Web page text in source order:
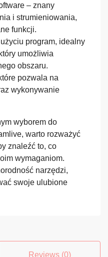
– znany
i strumieniowania,
funkcji.
program, idealny
umożliwia
obszaru.
pozwala na
wykonywanie
wyborem do
warto rozważyć
znaleźć to, co
wymaganiom.
narzędzi,
swoje ulubione
Reviews (0)